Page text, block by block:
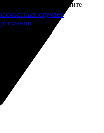
случаев
компанией. Защитите
рисков.